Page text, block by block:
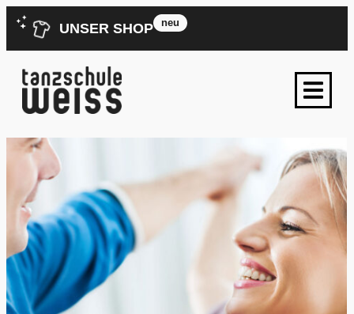
UNSER SHOP neu